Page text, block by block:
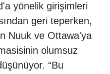
yönelik girişimleri
geri teperken,
Nuuk ve Ottawa'ya
olumsuz
“Bu